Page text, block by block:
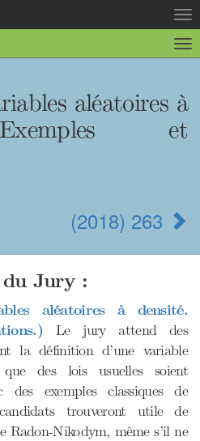
la
la
aléatoires à
et
(2018) 263
Jury :
aléatoires à densité.
Le jury attend des
la définition d’une variable
des lois usuelles soient
des exemples classiques de
trouveront utile de
Radon-Nikodym, même s’il ne